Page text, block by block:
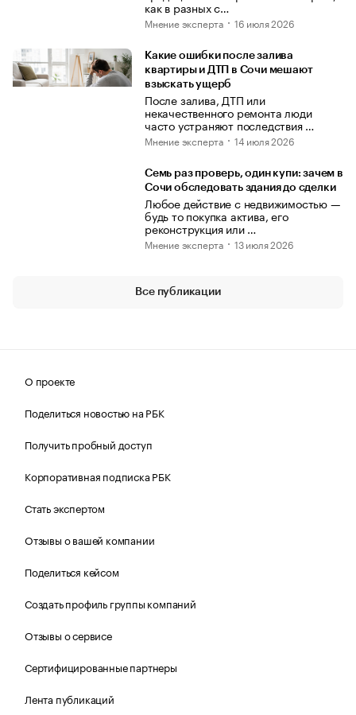
как в разных с…
Мнение эксперта 16 июля 2026
Какие ошибки после залива
квартиры и ДТП в Сочи мешают
взыскать ущерб
После залива, ДТП или
некачественного ремонта люди
часто устраняют последствия …
Мнение эксперта 14 июля 2026
Семь раз проверь, один купи: зачем в
Сочи обследовать здания до сделки
Любое действие с недвижимостью —
будь то покупка актива, его
реконструкция или …
Мнение эксперта 13 июля 2026
Все публикации
О проекте
Поделиться новостью на РБК
Получить пробный доступ
Корпоративная подписка РБК
Стать экспертом
Отзывы о вашей компании
Поделиться кейсом
Создать профиль группы компаний
Отзывы о сервисе
Сертифицированные партнеры
Лента публикаций